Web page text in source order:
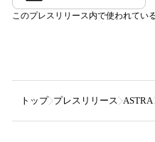
このプレスリリース内で使われてい
トップ プレスリリース ASTRA